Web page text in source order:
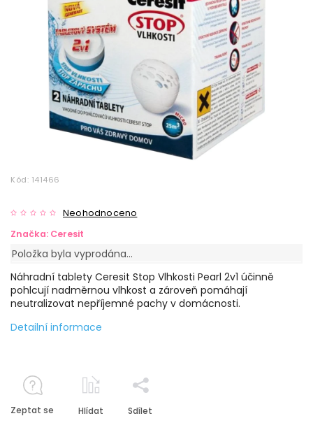
Kód: 141466
Neohodnoceno
Značka: Ceresit
Položka byla vyprodána…
Náhradní tablety Ceresit Stop Vlhkosti Pearl 2v1 účinně
pohlcují nadměrnou vlhkost a zároveň pomáhají
neutralizovat nepříjemné pachy v domácnosti.
Detailní informace
Zeptat se Hlídat Sdílet